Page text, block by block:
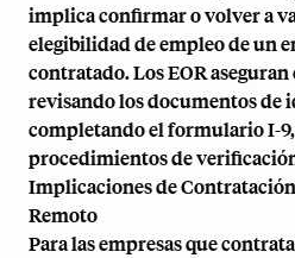
implica confirmar o volver a
elegibilidad de empleo de un
contratado. Los EOR
revisando los documentos de
completando el formulario I-
procedimientos de
Implicaciones de
Remoto
Para las empresas que